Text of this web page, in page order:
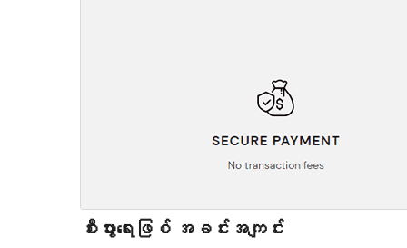
စီးပွားရေးဖြစ် အခင်းအကျင်း